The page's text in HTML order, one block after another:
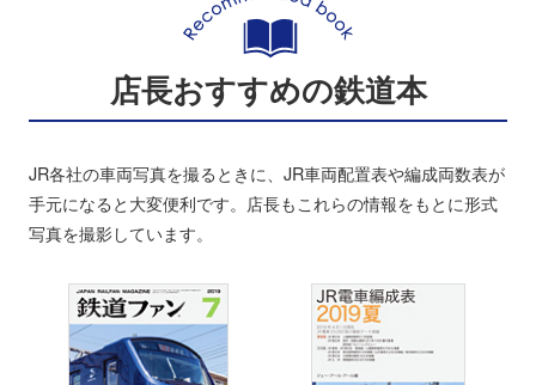
店長おすすめの鉄道本
JR各社の車両写真を撮るときに、JR車両配置表や編成両数表が
手元になると大変便利です。店長もこれらの情報をもとに形式
写真を撮影しています。